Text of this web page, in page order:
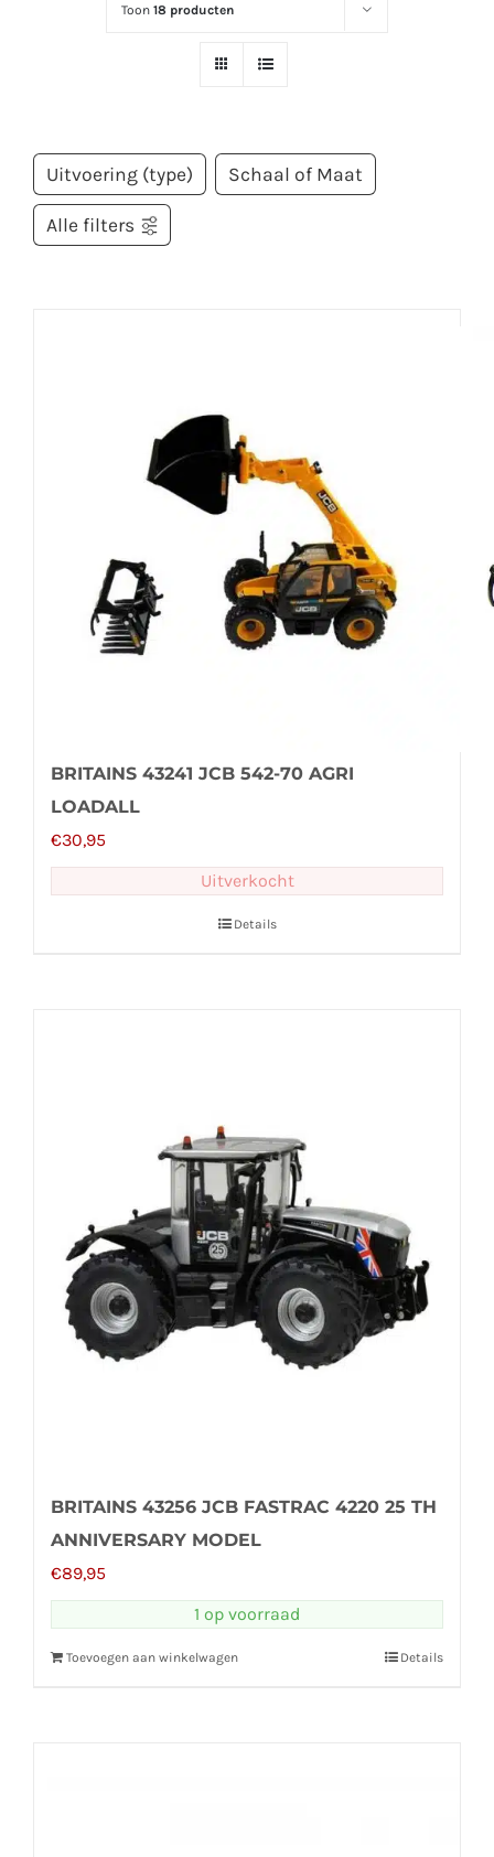
Toon18 producten
Uitvoering (type) Schaal of Maat
Alle filters
BRITAINS 43241 JCB 542-70 AGRI
LOADALL
€30,95
Uitverkocht
Details
BRITAINS 43256 JCB FASTRAC 4220 25 TH
ANNIVERSARY MODEL
€89,95
1 op voorraad
Toevoegen aan winkelwagen Details